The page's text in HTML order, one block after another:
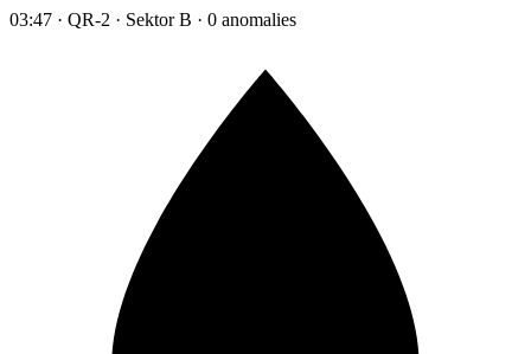
03:47 · QR-2 · Sektor B · 0 anomalies